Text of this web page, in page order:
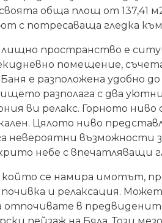
своята обща площ от 137,41
с потресаваща гледка
пространство е
помещение,
е разположена удобно
разполага с два
ви релакс. Горното
Цялото ниво
невероятни възможности
небе с впечатляващи
който се намира имотът,
почивка и релаксация.
отпочивате в